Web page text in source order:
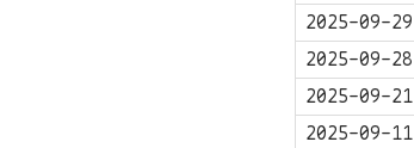
2025-09-29
2025-09-28
2025-09-21
2025-09-11